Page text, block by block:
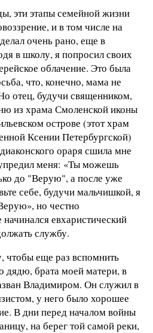
эти этапы семейной жизни
и в том числе на
очень рано, еще в
в школу, я попросил своих
облачение. Это была
что, конечно, мама не
отец, будучи священником,
из храма Смоленской иконы
острове (этот храм
Ксении Петербургской)
ораря сшила мне
меня: «Ты можешь
до "Верую", а после уже
себе, будучи мальчишкой, я
но честно
начинался евхаристический
службу.
чтобы еще раз вспомнить
дядю, брата моей матери, в
Владимиром. Он служил в
у него было хорошее
В дни перед началом войны
на берег той самой реки,